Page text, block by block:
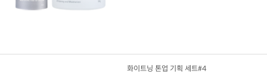
화이트닝 톤업 기획 세트#4